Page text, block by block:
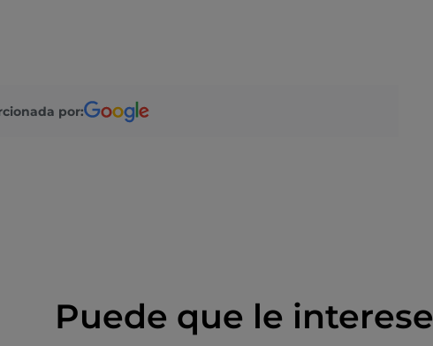
por:
Puede que le interese